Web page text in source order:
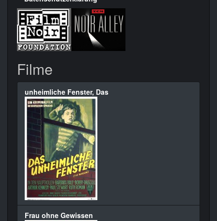
Filme
unheimliche Fenster, Das
Frau ohne Gewissen